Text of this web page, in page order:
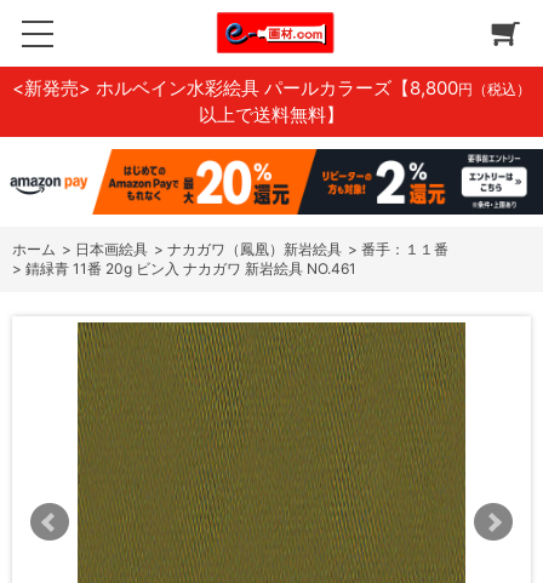
<新発売> ホルベイン水彩絵具 パールカラーズ 【8,800円（税込）
以上で送料無料】
ホーム > 日本画絵具 > ナカガワ（鳳凰）新岩絵具 > 番手：１１番
> 錆緑青 11番 20g ビン入 ナカガワ 新岩絵具 NO.461